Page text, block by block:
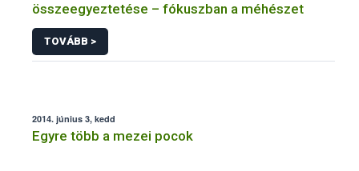
összeegyeztetése – fókuszban a méhészet
TOVÁBB >
2014. június 3, kedd
Egyre több a mezei pocok